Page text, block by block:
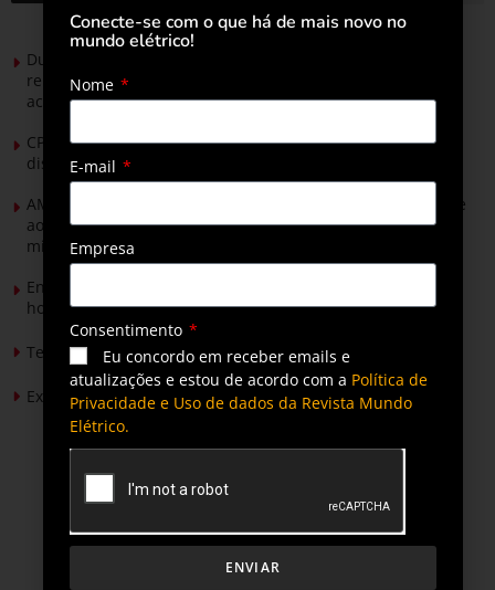
Durante esforço concentrado do Congresso, setor de
renováveis apresenta no Senado Federal pautas para
acelerar transição energética
CPFL Energia e TIM se unem para criar a rede de
distribuição do futuro com tecnologia privativa
AMIG Brasil convida pré-candidatos ao Governo de Minas e
ao Senado para discutir propostas para os municípios
mineradores e afetados
Energia solar permitirá ampliar em 25% a produção de
hortaliças em projeto social no Tocantins
Tendências de Iluminação em 2026
Expansão da energia solar no Brasil
Conecte-se com o que há de mais novo no
mundo elétrico!
Nome
E-mail
Empresa
Consentimento
Eu concordo em receber emails e
atualizações e estou de acordo com a Política de
Privacidade e Uso de dados da Revista Mundo
Elétrico.
ENVIAR